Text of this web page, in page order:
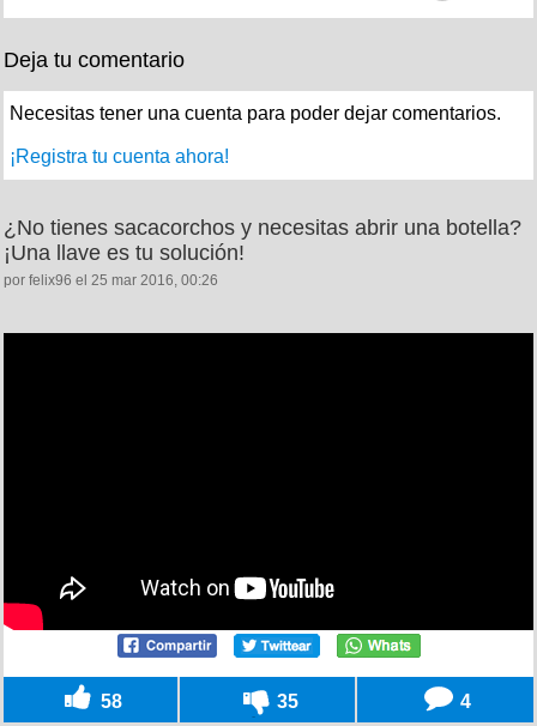
Deja tu comentario
Necesitas tener una cuenta para poder dejar comentarios.
¡Registra tu cuenta ahora!
¿No tienes sacacorchos y necesitas abrir una botella?
¡Una llave es tu solución!
por felix96 el 25 mar 2016, 00:26
58 35 4